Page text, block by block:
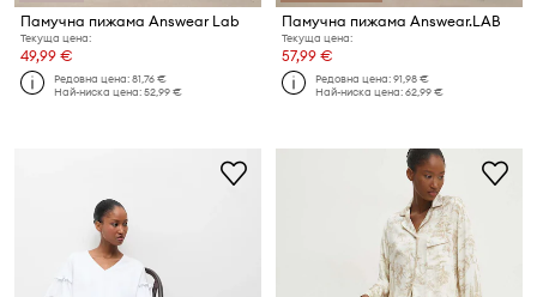
Памучна пижама Answear Lab
Текуща цена:
49,99 €
Редовна цена:81,76 €
Най-ниска цена:52,99 €
Памучна пижама Answear.LAB
Текуща цена:
57,99 €
Редовна цена:91,98 €
Най-ниска цена:62,99 €